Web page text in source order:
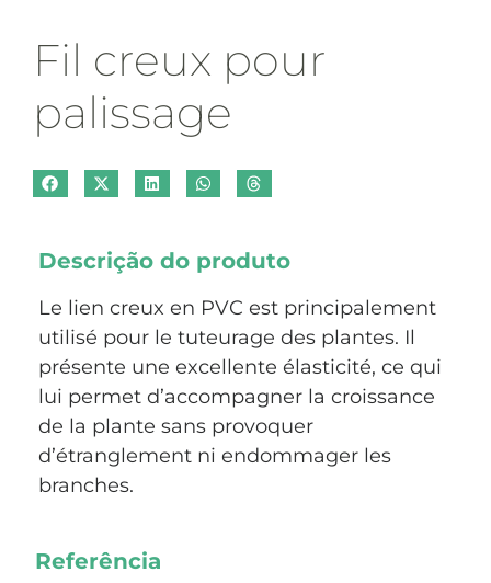
Fil creux pour
palissage
Descrição do produto
Le lien creux en PVC est principalement
utilisé pour le tuteurage des plantes. Il
présente une excellente élasticité, ce qui
lui permet d’accompagner la croissance
de la plante sans provoquer
d’étranglement ni endommager les
branches.
Referência